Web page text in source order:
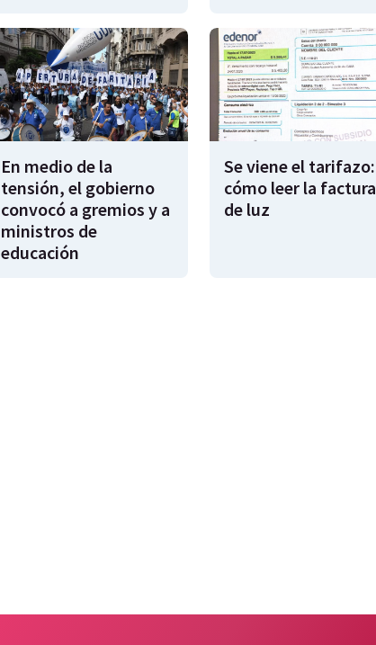
En medio de la
tensión, el gobierno
convocó a gremios y a
ministros de
educación
Se viene el tarifazo:
cómo leer la factura
de luz